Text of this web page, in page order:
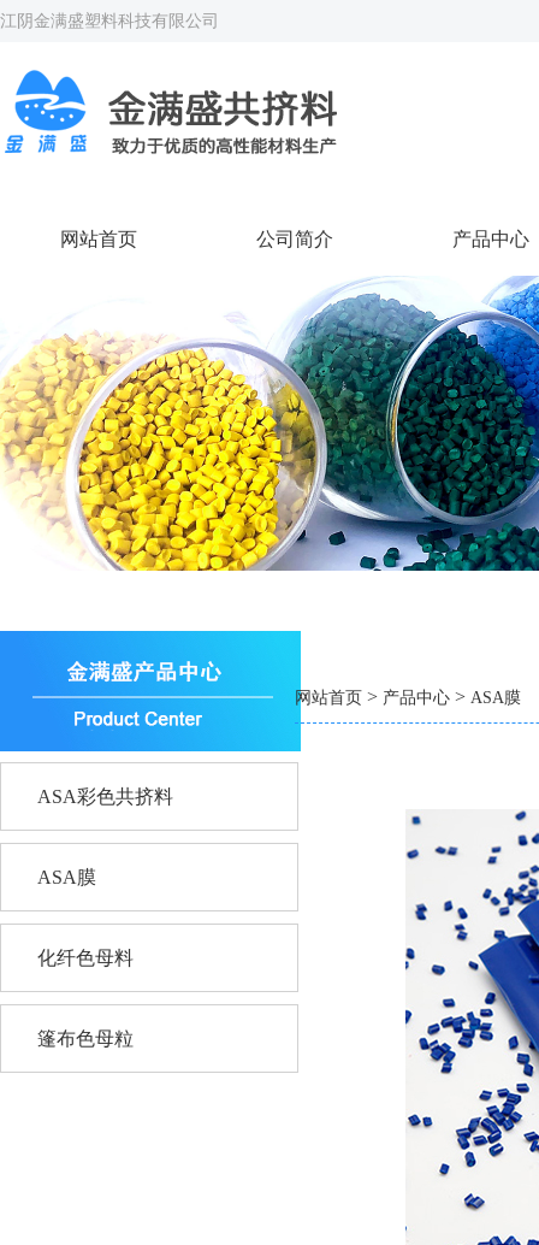
江阴金满盛塑料科技有限公司
网站首页 公司简介 产品中心
ASA彩色共挤料
ASA膜
化纤色母料
篷布色母粒
网站首页> 产品中心> ASA膜